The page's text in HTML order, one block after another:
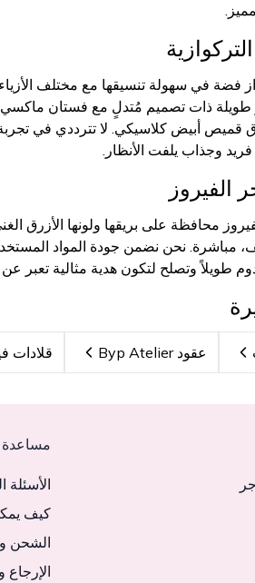
فضة في سهولة تنسيقها مع مختلف
ذات تصميم مُتدلٍ مع فستان ماكسي
قميص أبيض كلاسيكي. لا تترددي في
وجذاب يلفت الأنظار.
الفيروز
محافظة على بريقها ولونها الأزرق
طويلاً وتصلح لتكون هدية مثالية تعبر عن
عقود Byp Atelier قلادات
مساعدة
الأسئلة
كيف
الشحن
الإرجاع